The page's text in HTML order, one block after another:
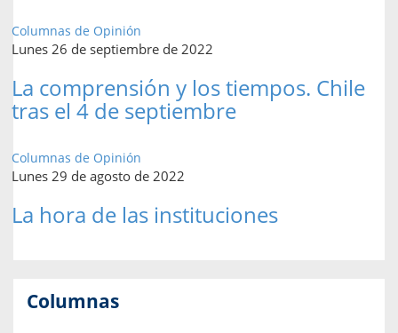
Columnas de Opinión
Lunes 26 de septiembre de 2022
La comprensión y los tiempos. Chile
tras el 4 de septiembre
Columnas de Opinión
Lunes 29 de agosto de 2022
La hora de las instituciones
Columnas